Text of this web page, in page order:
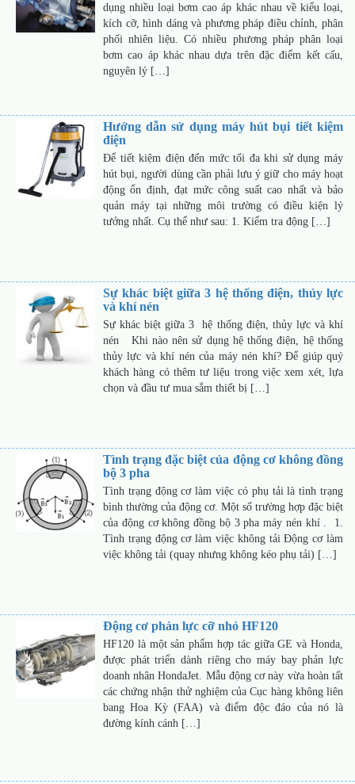
dụng nhiều loại bơm cao áp khác nhau về kiểu loại,
kích cỡ, hình dáng và phương pháp điều chỉnh, phân
phối nhiên liệu. Có nhiều phương pháp phân loại
bơm cao áp khác nhau dựa trên đặc điểm kết cấu,
nguyên lý […]
Hướng dẫn sử dụng máy hút bụi tiết kiệm
điện
Để tiết kiệm điện đến mức tối đa khi sử dụng máy
hút bụi, người dùng cần phải lưu ý giữ cho máy hoạt
động ổn định, đạt mức công suất cao nhất và bảo
quản máy tại những môi trường có điều kiện lý
tưởng nhất. Cụ thể như sau: 1. Kiểm tra động […]
Sự khác biệt giữa 3 hệ thống điện, thủy lực
và khí nén
Sự khác biệt giữa 3 hệ thống điện, thủy lực và khí
nén Khi nào nên sử dụng hệ thống điện, hệ thống
thủy lực và khí nén của máy nén khí? Để giúp quý
khách hàng có thêm tư liệu trong việc xem xét, lựa
chọn và đầu tư mua sắm thiết bị […]
Tình trạng đặc biệt của động cơ không đồng
bộ 3 pha
Tình trạng động cơ làm việc có phụ tải là tình trạng
bình thường của động cơ. Một số trường hợp đặc biệt
của động cơ không đồng bộ 3 pha máy nén khí . 1.
Tình trạng động cơ làm việc không tải Động cơ làm
việc không tải (quay nhưng không kéo phụ tải) […]
Động cơ phản lực cỡ nhỏ HF120
HF120 là một sản phẩm hợp tác giữa GE và Honda,
được phát triển dành riêng cho máy bay phản lực
doanh nhân HondaJet. Mẫu động cơ này vừa hoàn tất
các chứng nhận thử nghiệm của Cục hàng không liên
bang Hoa Kỳ (FAA) và điểm độc đáo của nó là
đường kính cánh […]